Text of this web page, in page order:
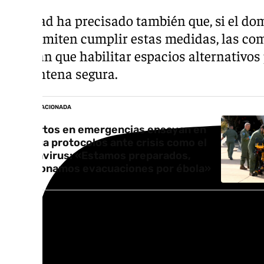
Sanidad ha precisado también que, si el
no permiten cumplir estas medidas, las
tendrán que habilitar espacios
cuarentena segura.
NOTICIA RELACIONADA
Expertos en emergencias ensayan en
Málaga protocolos ante crisis como el
hantavirus: «Estamos preparados,
gestionamos evacuaciones por ébola»